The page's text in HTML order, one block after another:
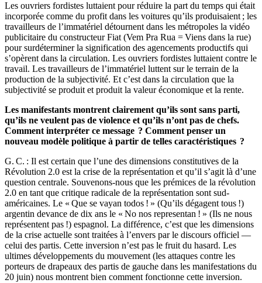
Les ouvriers fordistes luttaient pour réduire la part du temps qui était
incorporée comme du profit dans les voitures qu’ils produisaient ; les
travailleurs de l’immatériel détournent dans les métropoles la vidéo
publicitaire du constructeur Fiat (Vem Pra Rua = Viens dans la rue)
pour surdéterminer la signification des agencements productifs qui
s’opèrent dans la circulation. Les ouvriers fordistes luttaient contre le
travail. Les travailleurs de l’immatériel luttent sur le terrain de la
production de la subjectivité. Et c’est dans la circulation que la
subjectivité se produit et produit la valeur économique et la rente.
Les manifestants montrent clairement qu’ils sont sans parti,
qu’ils ne veulent pas de violence et qu’ils n’ont pas de chefs.
Comment interpréter ce message ? Comment penser un
nouveau modèle politique à partir de telles caractéristiques ?
G. C. : Il est certain que l’une des dimensions constitutives de la
Révolution 2.0 est la crise de la représentation et qu’il s’agit là d’une
question centrale. Souvenons-nous que les prémices de la révolution
2.0 en tant que critique radicale de la représentation sont sud-
américaines. Le « Que se vayan todos ! » (Qu’ils dégagent tous !)
argentin devance de dix ans le « No nos representan ! » (Ils ne nous
représentent pas !) espagnol. La différence, c’est que les dimensions
de la crise actuelle sont traitées à l’envers par le discours officiel —
celui des partis. Cette inversion n’est pas le fruit du hasard. Les
ultimes développements du mouvement (les attaques contre les
porteurs de drapeaux des partis de gauche dans les manifestations du
20 juin) nous montrent bien comment fonctionne cette inversion.